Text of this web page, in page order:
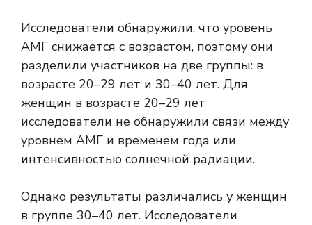
Исследователи обнаружили, что уровень
АМГ снижается с возрастом, поэтому они
разделили участников на две группы: в
возрасте 20–29 лет и 30–40 лет. Для
женщин в возрасте 20–29 лет
исследователи не обнаружили связи между
уровнем АМГ и временем года или
интенсивностью солнечной радиации.
Однако результаты различались у женщин
в группе 30–40 лет. Исследователи